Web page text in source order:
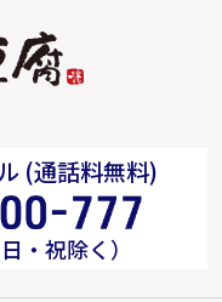
(通話料無料)
・祝除く）